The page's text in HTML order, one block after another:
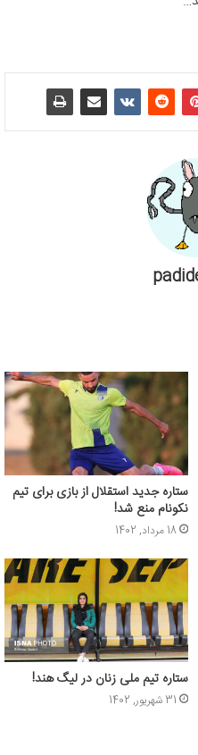
ستاره جدید استقلال از بازی برای تیم
نکونام منع شد!
18 مرداد, 1402
ستاره تیم ملی زنان در لیگ هند!
31 شهریور, 1402